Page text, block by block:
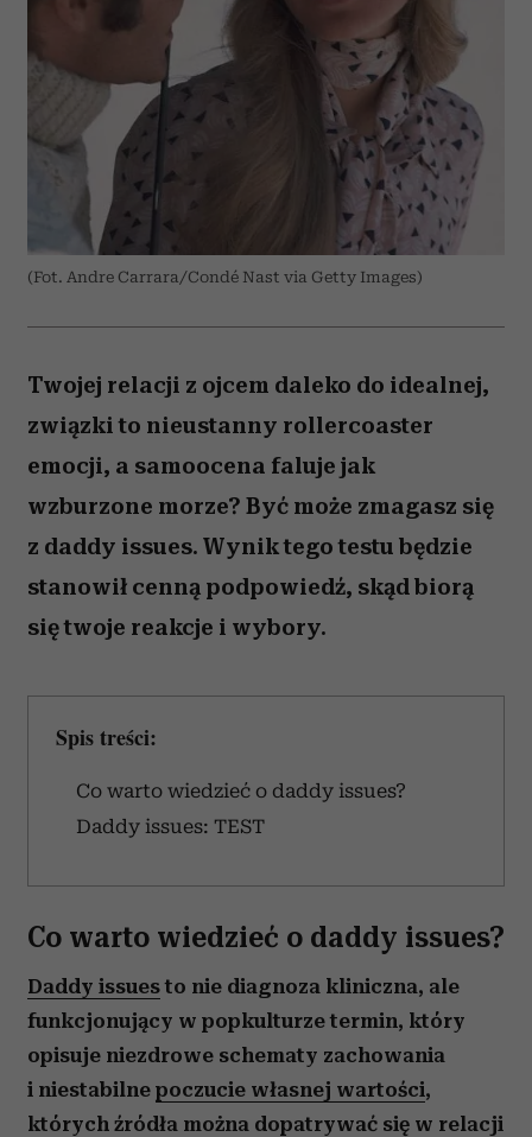
(Fot. Andre Carrara/Condé Nast via Getty Images)
Twojej relacji z ojcem daleko do idealnej,
związki to nieustanny rollercoaster
emocji, a samoocena faluje jak
wzburzone morze? Być może zmagasz się
z daddy issues. Wynik tego testu będzie
stanowił cenną podpowiedź, skąd biorą
się twoje reakcje i wybory.
Spis treści:
Co warto wiedzieć o daddy issues?
Daddy issues: TEST
Co warto wiedzieć o daddy issues?
Daddy issuesto nie diagnoza kliniczna, ale
funkcjonujący w popkulturze termin, który
opisuje niezdrowe schematy zachowania
i niestabilne poczucie własnej wartości,
których źródła można dopatrywać się w relacji